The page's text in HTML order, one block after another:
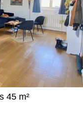
45 m²